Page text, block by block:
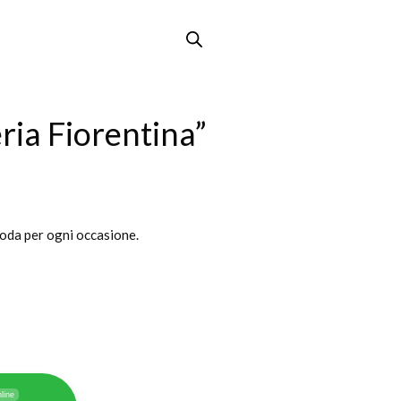
Fiorentina”
per ogni occasione.